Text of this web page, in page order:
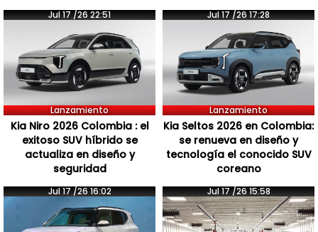
Jul 17 /26 22:51
Lanzamiento
Kia Niro 2026 Colombia : el
exitoso SUV híbrido se
actualiza en diseño y
seguridad
Jul 17 /26 17:28
Lanzamiento
Kia Seltos 2026 en Colombia:
se renueva en diseño y
tecnología el conocido SUV
coreano
Jul 17 /26 16:02 Jul 17 /26 15:58